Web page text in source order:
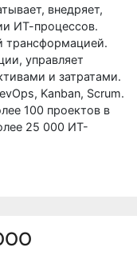
внедряет,
ИТ-процессов.
трансформацией.
управляет
и затратами.
Kanban, Scrum.
100 проектов в
25 000 ИТ-